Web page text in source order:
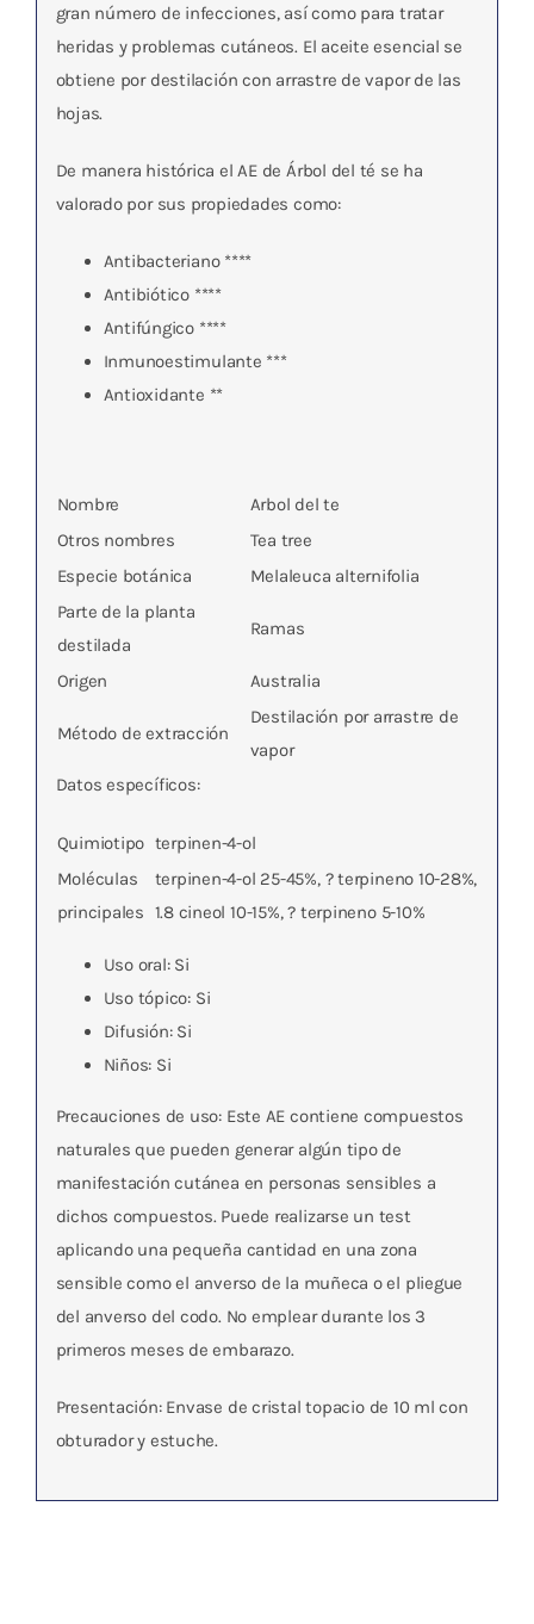
gran número de infecciones, así como para tratar
heridas y problemas cutáneos. El aceite esencial se
obtiene por destilación con arrastre de vapor de las
hojas.
De manera histórica el AE de Árbol del té se ha
valorado por sus propiedades como:
Antibacteriano ****
Antibiótico ****
Antifúngico ****
Inmunoestimulante ***
Antioxidante **
Nombre
Arbol del te
Otros nombres
Tea tree
Especie botánica
Melaleuca alternifolia
Parte de la planta
destilada
Ramas
Origen Australia
Método de extracción
Destilación por arrastre de
vapor
Datos específicos:
Quimiotipo terpinen-4-ol
Moléculas
principales
terpinen-4-ol 25-45%, ? terpineno 10-28%,
1.8 cineol 10-15%, ? terpineno 5-10%
Uso oral: Si
Uso tópico: Si
Difusión: Si
Niños: Si
Precauciones de uso: Este AE contiene compuestos
naturales que pueden generar algún tipo de
manifestación cutánea en personas sensibles a
dichos compuestos. Puede realizarse un test
aplicando una pequeña cantidad en una zona
sensible como el anverso de la muñeca o el pliegue
del anverso del codo. No emplear durante los 3
primeros meses de embarazo.
Presentación: Envase de cristal topacio de 10 ml con
obturador y estuche.